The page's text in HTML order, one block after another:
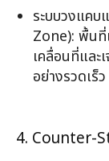
ระบบวงแค
Zone): พื้นที่
เคลื่อนที่และ
อย่างรวดเร็ว
4. Counter-